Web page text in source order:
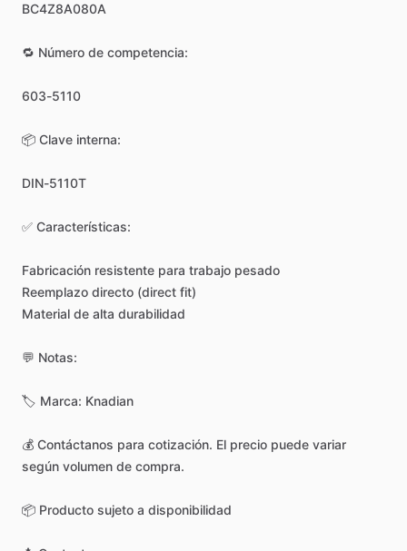
BC4Z8A080A
🔁 Número de competencia:
603-5110
📦 Clave interna:
DIN-5110T
✅ Características:
Fabricación resistente para trabajo pesado
Reemplazo directo (direct fit)
Material de alta durabilidad
💬 Notas:
🏷️ Marca: Knadian
💰 Contáctanos para cotización. El precio puede variar
según volumen de compra.
📦 Producto sujeto a disponibilidad